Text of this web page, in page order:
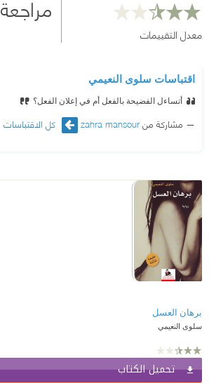
معدل التقييمات
مراجعة
اقتباسات سلوى النعيمي
أتساءل الفضيحة بالفعل أم في إعلان الفعل؟
مشاركة منzahra mansour كل الاقتباسات
برهان العسل
سلوى النعيمي
تحميل الكتاب